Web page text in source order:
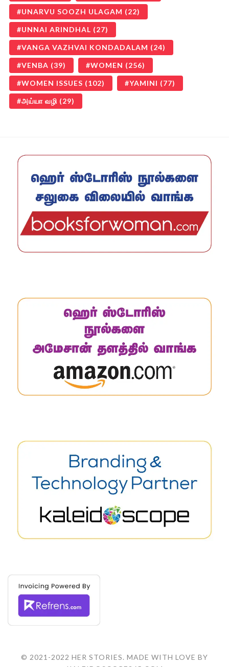
UNARVU SOOZH ULAGAM (22)
UNNAI ARINDHAL (27)
VANGA VAZHVAI KONDADALAM (24)
VENBA (39) WOMEN (256)
WOMEN ISSUES (102) YAMINI (77)
அய்யா வழி (29)
© 2021-2022 HER STORIES. MADE WITH LOVE BY